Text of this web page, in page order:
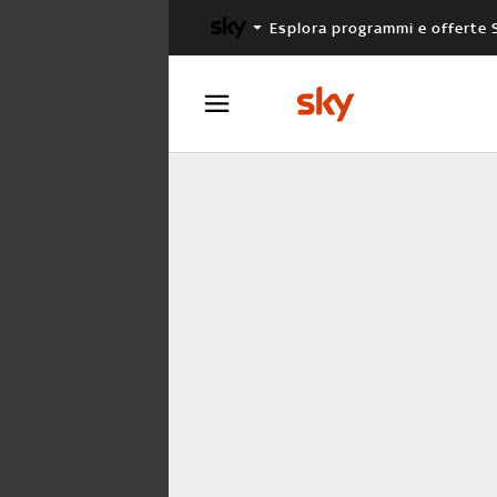
Esplora programmi e offerte